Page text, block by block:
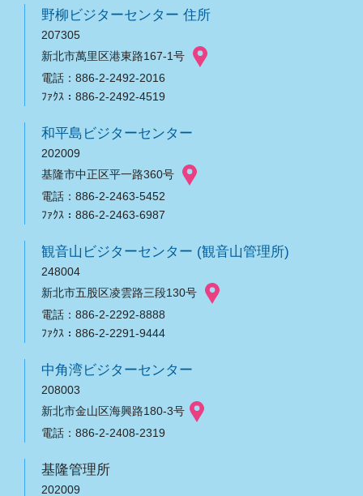
野柳ビジターセンター 住所
207305
新北市萬里区港東路167-1号
電話：886-2-2492-2016
ﾌｧｸｽ：886-2-2492-4519
和平島ビジターセンター
202009
基隆市中正区平一路360号
電話：886-2-2463-5452
ﾌｧｸｽ：886-2-2463-6987
観音山ビジターセンター (観音山管理所)
248004
新北市五股区凌雲路三段130号
電話：886-2-2292-8888
ﾌｧｸｽ：886-2-2291-9444
中角湾ビジターセンター
208003
新北市金山区海興路180-3号
電話：886-2-2408-2319
基隆管理所
202009